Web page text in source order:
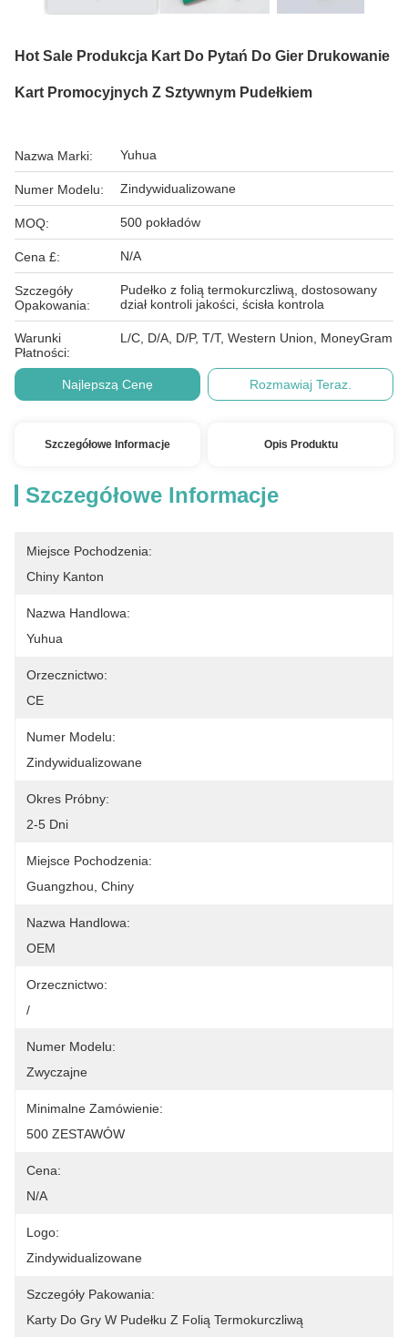
Hot Sale Produkcja Kart Do Pytań Do Gier Drukowanie
Kart Promocyjnych Z Sztywnym Pudełkiem
Nazwa Marki: Yuhua
Numer Modelu: Zindywidualizowane
MOQ: 500 pokładów
Cena £: N/A
Szczegóły
Opakowania:
Pudełko z folią termokurczliwą, dostosowany
dział kontroli jakości, ścisła kontrola
Warunki
Płatności:
L/C, D/A, D/P, T/T, Western Union, MoneyGram
Najlepszą Cenę Rozmawiaj Teraz.
Szczegółowe Informacje Opis Produktu
Szczegółowe Informacje
Miejsce Pochodzenia:
Chiny Kanton
Nazwa Handlowa:
Yuhua
Orzecznictwo:
CE
Numer Modelu:
Zindywidualizowane
Okres Próbny:
2-5 Dni
Miejsce Pochodzenia:
Guangzhou, Chiny
Nazwa Handlowa:
OEM
Orzecznictwo:
/
Numer Modelu:
Zwyczajne
Minimalne Zamówienie:
500 ZESTAWÓW
Cena:
N/A
Logo:
Zindywidualizowane
Szczegóły Pakowania:
Karty Do Gry W Pudełku Z Folią Termokurczliwą